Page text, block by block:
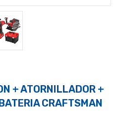
+ ATORNILLADOR +
CRAFTSMAN